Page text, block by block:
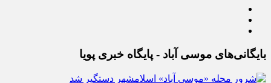
بایگانی‌های موسی آباد - پایگاه خبری پویا